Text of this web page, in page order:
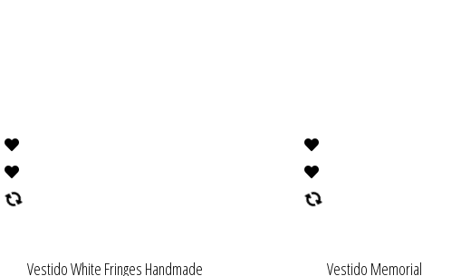
Vestido White Fringes Handmade
Vestido Memorial